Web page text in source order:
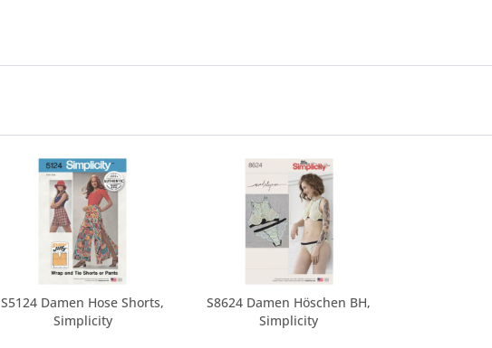
S5124 Damen Hose Shorts,
Simplicity
S8624 Damen Höschen BH,
Simplicity